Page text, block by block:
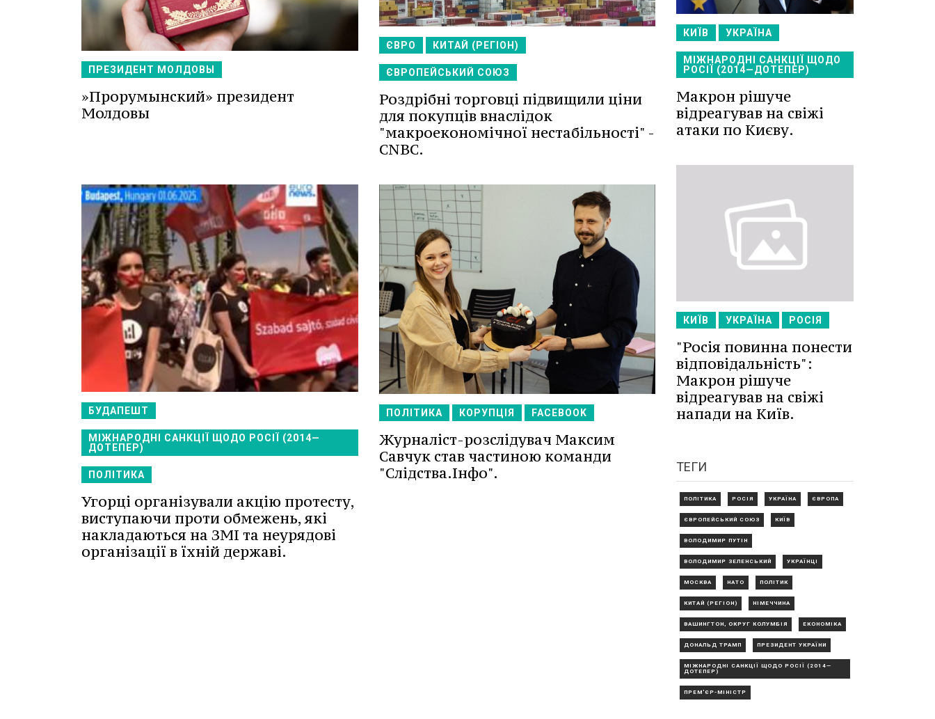
ПРЕЗИДЕНТ МОЛДОВЫ
»Прорумынский» президент
Молдовы
ЄВРО КИТАЙ (РЕГІОН)
ЄВРОПЕЙСЬКИЙ СОЮЗ
Роздрібні торговці підвищили ціни
для покупців внаслідок
"макроекономічної нестабільності" -
CNBC.
БУДАПЕШТ
МІЖНАРОДНІ САНКЦІЇ ЩОДО РОСІЇ (2014—
ДОТЕПЕР)
ПОЛІТИКА
Угорці організували акцію протесту,
виступаючи проти обмежень, які
накладаються на ЗМІ та неурядові
організації в їхній державі.
ПОЛІТИКА КОРУПЦІЯ FACEBOOK
Журналіст-розслідувач Максим
Савчук став частиною команди
"Слідства.Інфо".
КИЇВ УКРАЇНА
МІЖНАРОДНІ САНКЦІЇ ЩОДО
РОСІЇ (2014—ДОТЕПЕР)
Макрон рішуче
відреагував на свіжі
атаки по Києву.
КИЇВ УКРАЇНА РОСІЯ
"Росія повинна понести
відповідальність":
Макрон рішуче
відреагував на свіжі
напади на Київ.
ТЕГИ
ПОЛІТИКА РОСІЯ УКРАЇНА ЄВРОПА
ЄВРОПЕЙСЬКИЙ СОЮЗ КИЇВ
ВОЛОДИМИР ПУТІН
ВОЛОДИМИР ЗЕЛЕНСЬКИЙ УКРАЇНЦІ
МОСКВА НАТО ПОЛІТИК
КИТАЙ (РЕГІОН) НІМЕЧЧИНА
ВАШИНГТОН, ОКРУГ КОЛУМБІЯ ЕКОНОМІКА
ДОНАЛЬД ТРАМП ПРЕЗИДЕНТ УКРАЇНИ
МІЖНАРОДНІ САНКЦІЇ ЩОДО РОСІЇ (2014—
ДОТЕПЕР)
ПРЕМ'ЄР-МІНІСТР